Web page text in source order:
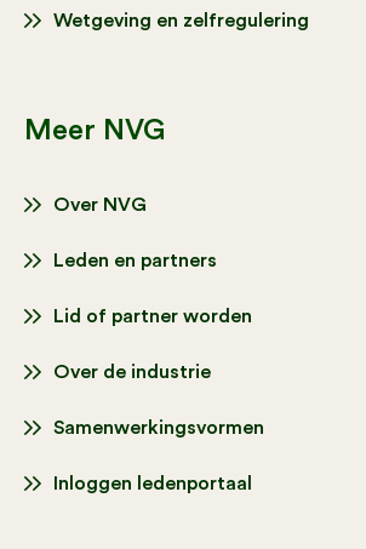
Wetgeving en zelfregulering
Meer NVG
Over NVG
Leden en partners
Lid of partner worden
Over de industrie
Samenwerkingsvormen
Inloggen ledenportaal